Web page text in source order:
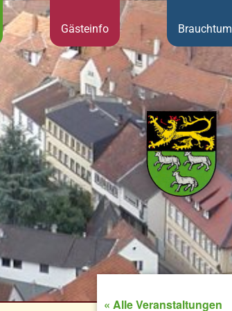
Gästeinfo Brauchtum
« Alle Veranstaltungen